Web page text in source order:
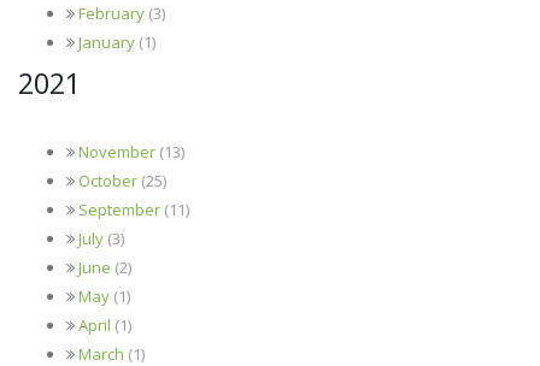
February (3)
January (1)
2021
November (13)
October (25)
September (11)
July (3)
June (2)
May (1)
April (1)
March (1)